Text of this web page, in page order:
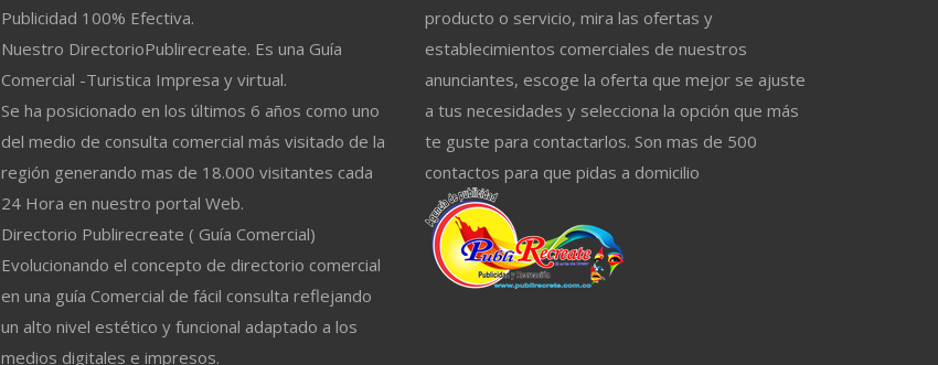
Publicidad 100% Efectiva.
Nuestro DirectorioPublirecreate. Es una Guía
Comercial -Turistica Impresa y virtual.
Se ha posicionado en los últimos 6 años como uno
del medio de consulta comercial más visitado de la
región generando mas de 18.000 visitantes cada
24 Hora en nuestro portal Web.
Directorio Publirecreate ( Guía Comercial)
Evolucionando el concepto de directorio comercial
en una guía Comercial de fácil consulta reflejando
un alto nivel estético y funcional adaptado a los
medios digitales e impresos.
producto o servicio, mira las ofertas y
establecimientos comerciales de nuestros
anunciantes, escoge la oferta que mejor se ajuste
a tus necesidades y selecciona la opción que más
te guste para contactarlos. Son mas de 500
contactos para que pidas a domicilio